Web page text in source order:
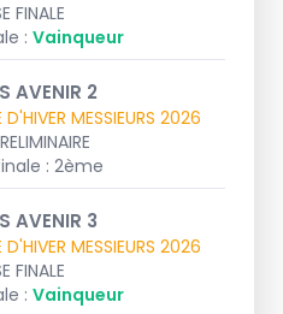
FINALE
: Vainqueur
AVENIR 2
MESSIEURS 2026
: 2ème
AVENIR 3
MESSIEURS 2026
FINALE
: Vainqueur